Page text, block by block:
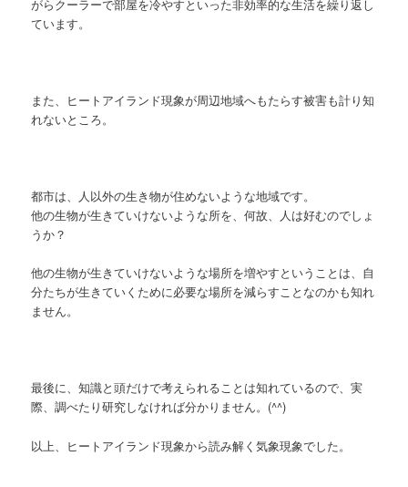
がらクーラーで部屋を冷やすといった非効率的な生活を繰り返し
ています。
また、ヒートアイランド現象が周辺地域へもたらす被害も計り知
れないところ。
都市は、人以外の生き物が住めないような地域です。
他の生物が生きていけないような所を、何故、人は好むのでしょ
うか？
他の生物が生きていけないような場所を増やすということは、自
分たちが生きていくために必要な場所を減らすことなのかも知れ
ません。
最後に、知識と頭だけで考えられることは知れているので、実
際、調べたり研究しなければ分かりません。(^^)
以上、ヒートアイランド現象から読み解く気象現象でした。